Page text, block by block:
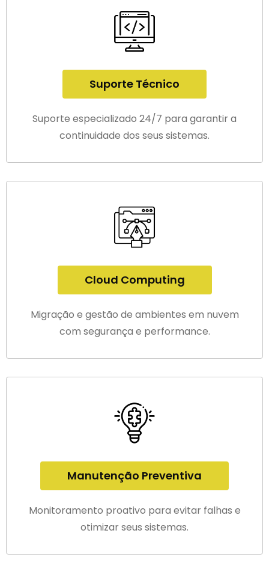
Suporte Técnico
Suporte especializado 24/7 para garantir a
continuidade dos seus sistemas.
Cloud Computing
Migração e gestão de ambientes em nuvem
com segurança e performance.
Manutenção Preventiva
Monitoramento proativo para evitar falhas e
otimizar seus sistemas.